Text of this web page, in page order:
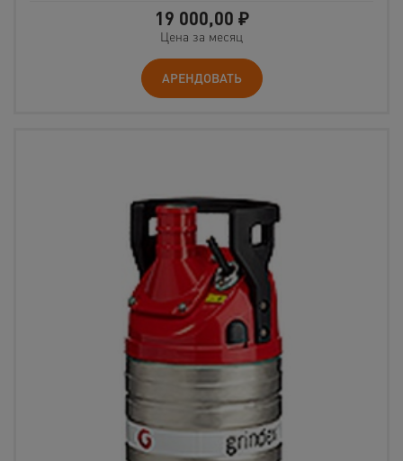
19 000,00 ₽
Цена за месяц
АРЕНДОВАТЬ